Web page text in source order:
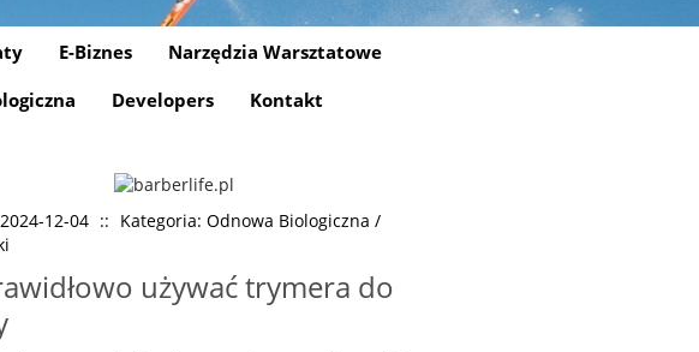
E-Biznes
Narzędzia Warsztatowe
Developers Kontakt
12-04 :: Kategoria: Odnowa Biologiczna /
używać trymera do